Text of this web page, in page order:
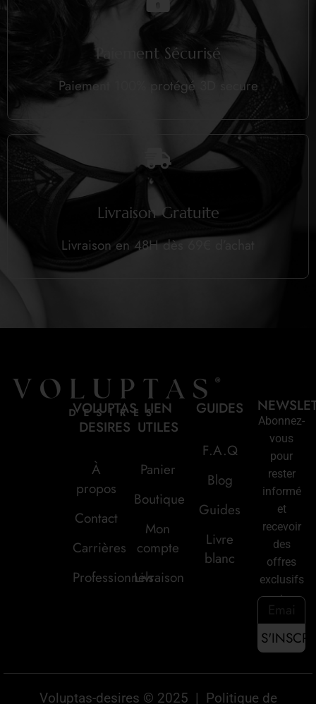
Paiement Sécurisé
Paiement 100% protégé 3D secure
Livraison Gratuite
Livraison en 48H dès 69€ d’achat
VOLUPTAS
DESIRES
À
propos
Contact
Carrières
Professionnels
LIEN
UTILES
Panier
Boutique
Mon
compte
Livraison
GUIDES
F.A.Q
Blog
Guides
Livre
blanc
Abonnez-
vous
pour
rester
informé
et
recevoir
des
offres
exclusifs
:
Voluptas-desires © 2025 | Politique de